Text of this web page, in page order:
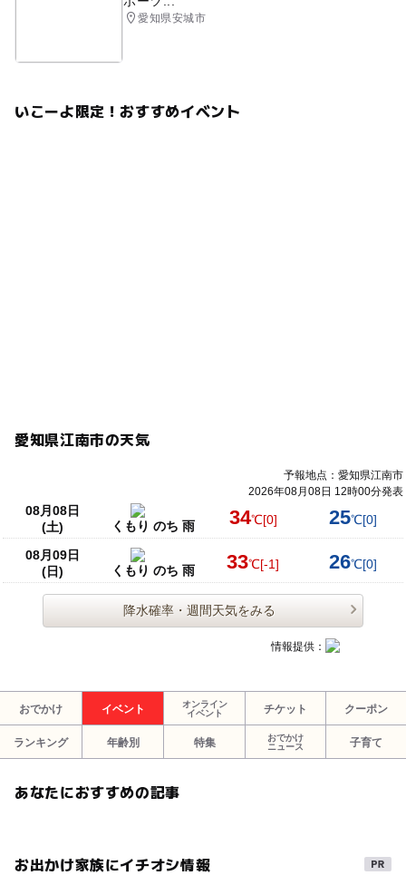
愛知県安城市
いこーよ限定！おすすめイベント
愛知県江南市の天気
予報地点：愛知県江南市
2026年08月08日 12時00分発表
08月08日
(土)
くもり のち 雨 34℃[0] 25℃[0]
08月09日
(日)
くもり のち 雨 33℃[-1] 26℃[0]
降水確率・週間天気をみる
情報提供：
おでかけ イベント
オンライン
イベント
チケット クーポン
ランキング 年齢別 特集
おでかけ
ニュース
子育て
あなたにおすすめの記事
お出かけ家族にイチオシ情報